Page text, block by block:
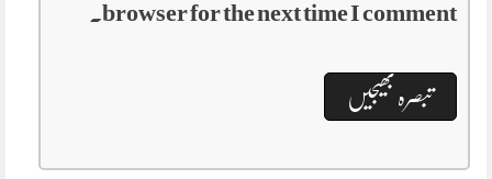
browser for the next time I comment.